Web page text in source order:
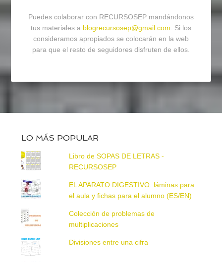
Puedes colaborar con RECURSOSEP mandándonos
tus materiales a blogrecursosep@gmail.com. Si los
consideramos apropiados se colocarán en la web
para que el resto de seguidores disfruten de ellos.
LO MÁS POPULAR
Libro de SOPAS DE LETRAS -
RECURSOSEP
EL APARATO DIGESTIVO: láminas para
el aula y fichas para el alumno (ES/EN)
Colección de problemas de
multiplicaciones
Divisiones entre una cifra